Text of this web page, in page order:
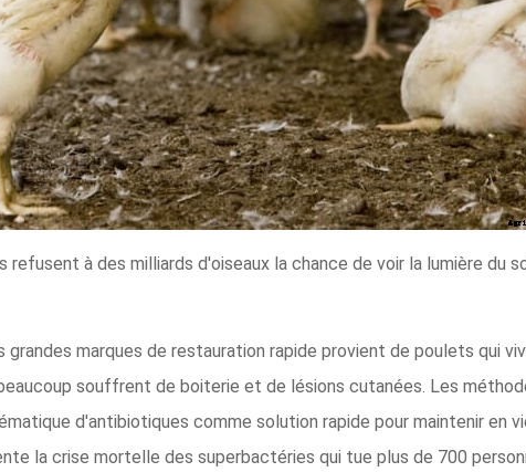
à des milliards d'oiseaux la chance de voir la lumière du
marques de restauration rapide provient de poulets qui
souffrent de boiterie et de lésions cutanées. Les
d'antibiotiques comme solution rapide pour maintenir en
la crise mortelle des superbactéries qui tue plus de 700